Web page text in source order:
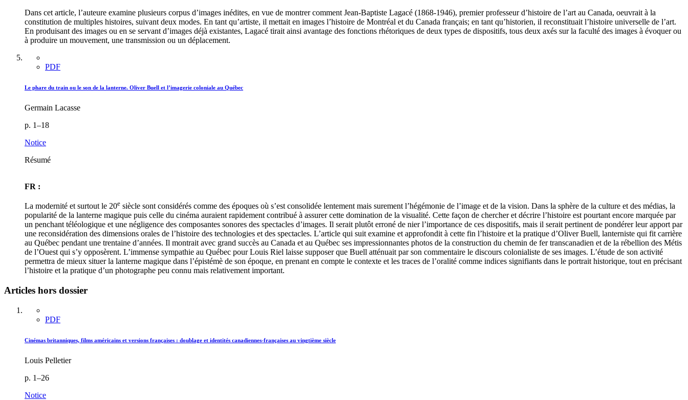
Dans cet article, l’auteure examine plusieurs corpus d’images inédites, en vue de montrer comment Jean-Baptiste Lagacé (1868-1946), premier professeur d’histoire de l’art au Canada, oeuvrait à la
constitution de multiples histoires, suivant deux modes. En tant qu’artiste, il mettait en images l’histoire de Montréal et du Canada français; en tant qu’historien, il reconstituait l’histoire universelle de l’art.
En produisant des images ou en se servant d’images déjà existantes, Lagacé tirait ainsi avantage des fonctions rhétoriques de deux types de dispositifs, tous deux axés sur la faculté des images à évoquer ou
à produire un mouvement, une transmission ou un déplacement.
PDF
Le phare du train ou le son de la lanterne. Oliver Buell et l’imagerie coloniale au Québec
Germain Lacasse
p. 1–18
Notice
Résumé
FR :
La modernité et surtout le 20e siècle sont considérés comme des époques où s’est consolidée lentement mais surement l’hégémonie de l’image et de la vision. Dans la sphère de la culture et des médias, la
popularité de la lanterne magique puis celle du cinéma auraient rapidement contribué à assurer cette domination de la visualité. Cette façon de chercher et décrire l’histoire est pourtant encore marquée par
un penchant téléologique et une négligence des composantes sonores des spectacles d’images. Il serait plutôt erroné de nier l’importance de ces dispositifs, mais il serait pertinent de pondérer leur apport par
une reconsidération des dimensions orales de l’histoire des technologies et des spectacles. L’article qui suit examine et approfondit à cette fin l’histoire et la pratique d’Oliver Buell, lanterniste qui fit carrière
au Québec pendant une trentaine d’années. Il montrait avec grand succès au Canada et au Québec ses impressionnantes photos de la construction du chemin de fer transcanadien et de la rébellion des Métis
de l’Ouest qui s’y opposèrent. L’immense sympathie au Québec pour Louis Riel laisse supposer que Buell atténuait par son commentaire le discours colonialiste de ses images. L’étude de son activité
permettra de mieux situer la lanterne magique dans l’épistémè de son époque, en prenant en compte le contexte et les traces de l’oralité comme indices signifiants dans le portrait historique, tout en précisant
l’histoire et la pratique d’un photographe peu connu mais relativement important.
Articles hors dossier
PDF
Cinémas britanniques, films américains et versions françaises : doublage et identités canadiennes-françaises au vingtième siècle
Louis Pelletier
p. 1–26
Notice